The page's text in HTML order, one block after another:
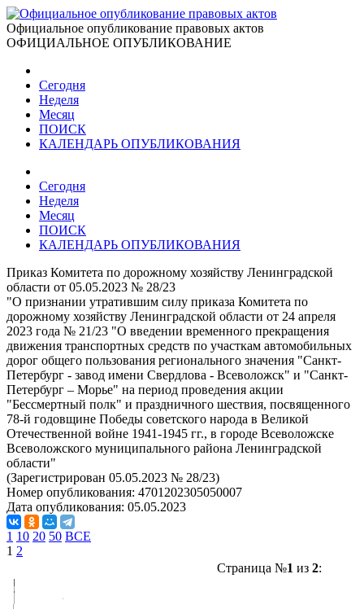
Официальное опубликование правовых актов
ОФИЦИАЛЬНОЕ ОПУБЛИКОВАНИЕ
Сегодня
Неделя
Месяц
ПОИСК
КАЛЕНДАРЬ ОПУБЛИКОВАНИЯ
Сегодня
Неделя
Месяц
ПОИСК
КАЛЕНДАРЬ ОПУБЛИКОВАНИЯ
Приказ Комитета по дорожному хозяйству Ленинградской
области от 05.05.2023 № 28/23
"О признании утратившим силу приказа Комитета по
дорожному хозяйству Ленинградской области от 24 апреля
2023 года № 21/23 "О введении временного прекращения
движения транспортных средств по участкам автомобильных
дорог общего пользования регионального значения "Санкт-
Петербург - завод имени Свердлова - Всеволожск" и "Санкт-
Петербург – Морье" на период проведения акции
"Бессмертный полк" и праздничного шествия, посвященного
78-й годовщине Победы советского народа в Великой
Отечественной войне 1941-1945 гг., в городе Всеволожске
Всеволожского муниципального района Ленинградской
области"
(Зарегистрирован 05.05.2023 № 28/23)
Номер опубликования: 4701202305050007
Дата опубликования: 05.05.2023
1 10 20 50 ВСЕ
1 2
Страница №1 из 2: